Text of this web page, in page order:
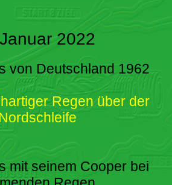
2022
von Deutschland 1962
Regen über der
mit seinem Cooper bei